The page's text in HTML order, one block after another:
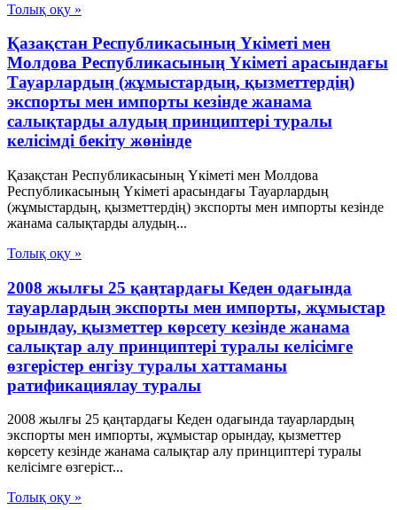
Толық оқу »
Қазақстан Республикасының Үкіметі мен
Молдова Республикасының Үкіметі арасындағы
Тауарлардың (жұмыстардың, қызметтердің)
экспорты мен импорты кезінде жанама
салықтарды алудың принциптері туралы
келісімді бекіту жөнінде
Қазақстан Республикасының Үкіметі мен Молдова
Республикасының Үкіметі арасындағы Тауарлардың
(жұмыстардың, қызметтердің) экспорты мен импорты кезінде
жанама салықтарды алудың...
Толық оқу »
2008 жылғы 25 қаңтардағы Кеден одағында
тауарлардың экспорты мен импорты, жұмыстар
орындау, қызметтер көрсету кезінде жанама
салықтар алу принциптері туралы келісімге
өзгерістер енгізу туралы хаттаманы
ратификациялау туралы
2008 жылғы 25 қаңтардағы Кеден одағында тауарлардың
экспорты мен импорты, жұмыстар орындау, қызметтер
көрсету кезінде жанама салықтар алу принциптері туралы
келісімге өзгеріст...
Толық оқу »